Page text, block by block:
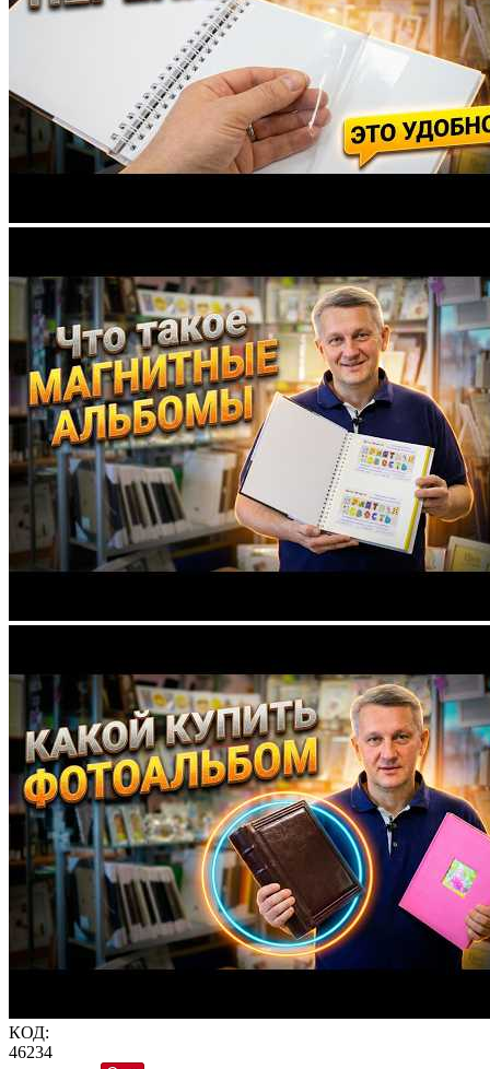
КОД:
46234